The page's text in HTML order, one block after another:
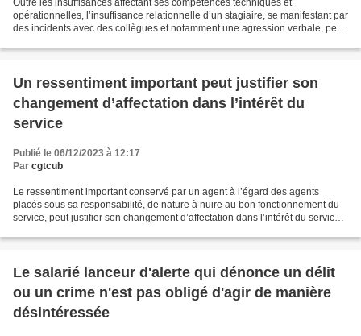
Outre les insuffisances affectant ses compétences techniques et
opérationnelles, l’insuffisance relationnelle d’un stagiaire, se manifestant par
des incidents avec des collègues et notamment une agression verbale, peut
Un ressentiment important peut justifier son
changement d’affectation dans l’intérêt du
service
Publié le 06/12/2023 à 12:17
Par cgtcub
Le ressentiment important conservé par un agent à l’égard des agents
placés sous sa responsabilité, de nature à nuire au bon fonctionnement du
service, peut justifier son changement d’affectation dans l’intérêt du service.
Le salarié lanceur d'alerte qui dénonce un délit
ou un crime n'est pas obligé d'agir de manière
désintéressée